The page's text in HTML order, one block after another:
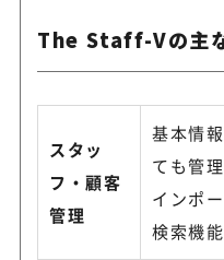
The Staff-Vの主
スタッ
フ・顧客
管理
基本情
ても管
インポ
検索機